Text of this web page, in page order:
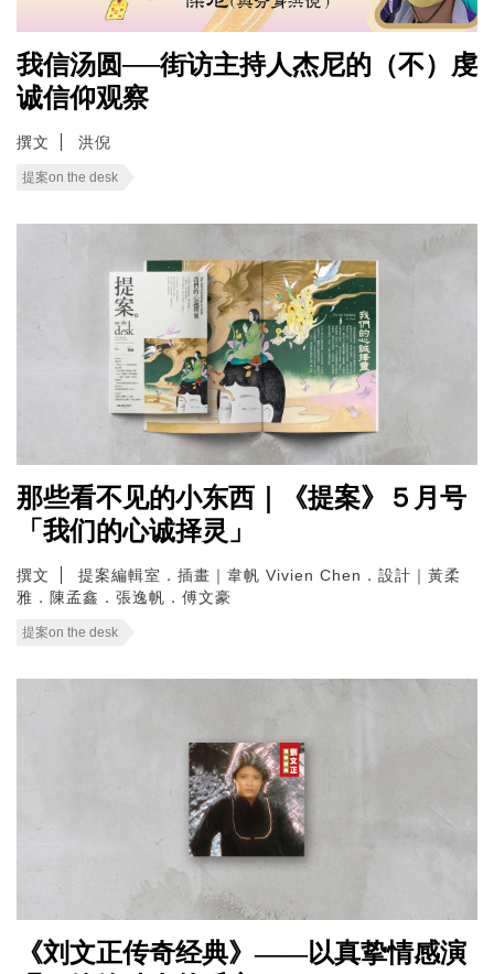
我信汤圆──街访主持人杰尼的（不）虔
诚信仰观察
撰文 洪倪
提案on the desk
那些看不见的小东西｜《提案》５月号
「我们的心诚择灵」
撰文
提案編輯室．插畫｜韋帆 Vivien Chen．設計｜黃柔
雅．陳孟鑫．張逸帆．傅文豪
提案on the desk
《刘文正传奇经典》——以真挚情感演